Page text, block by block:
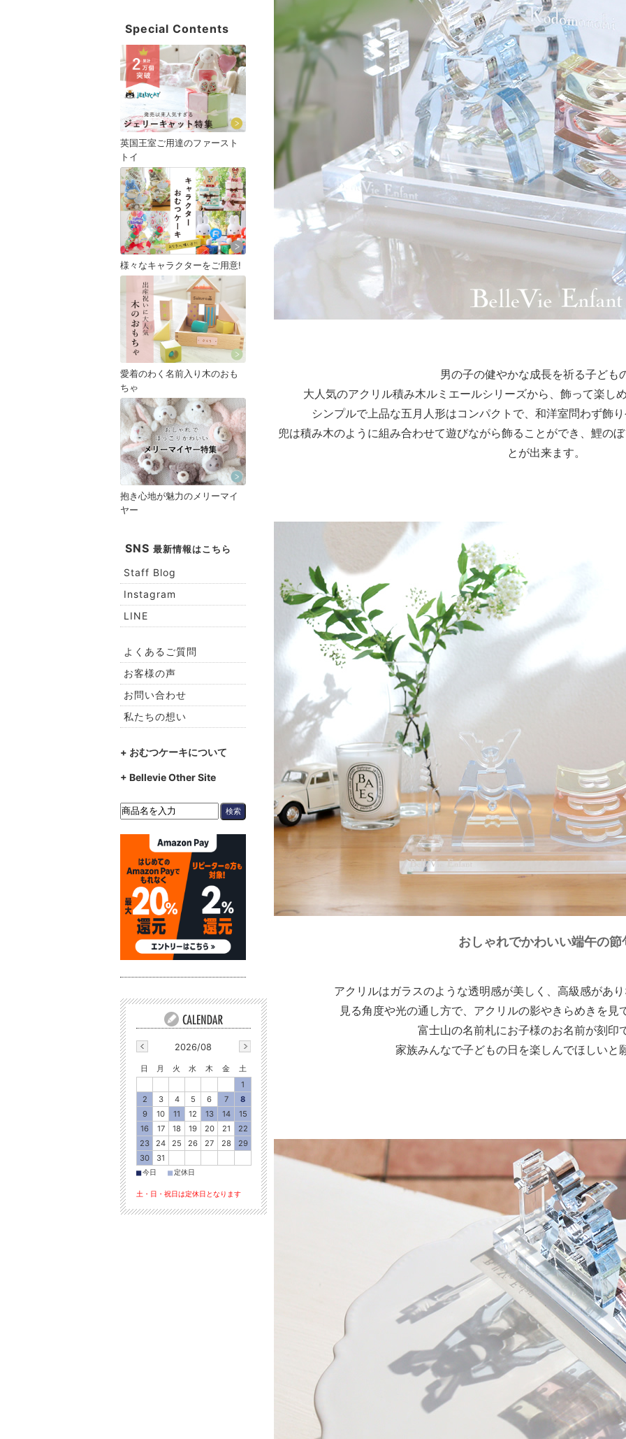
男の子の健やかな成長を祈る子ども
大人気のアクリル積み木ルミエールシリーズから、飾って楽し
シンプルで上品な五月人形はコンパクトで、和洋室問わず飾
兜は積み木のように組み合わせて遊びながら飾ることができ、鯉の
とが出来ます。
おしゃれでかわいい端午の節
アクリルはガラスのような透明感が美しく、高級感があ
見る角度や光の通し方で、アクリルの影やきらめきを見
富士山の名前札にお子様のお名前が刻印
家族みんなで子どもの日を楽しんでほしいと
Special Contents
英国王室ご用達のファースト
トイ
様々なキャラクターをご用意!
愛着のわく名前入り木のおも
ちゃ
抱き心地が魅力のメリーマイ
ヤー
SNS 最新情報はこちら
Staff Blog
Instagram
LINE
よくあるご質問
お客様の声
お問い合わせ
私たちの想い
+ おむつケーキについて
+ Bellevie Other Site
2026/08
日 月 火 水 木 金
土
1
2
3 4 5 6 7
8
9
10 11 12 13 14
15
16
17 18 19 20 21
22
23
24 25 26 27 28
29
30
31
■今日 ■定休日
土・日・祝日は定休日となります